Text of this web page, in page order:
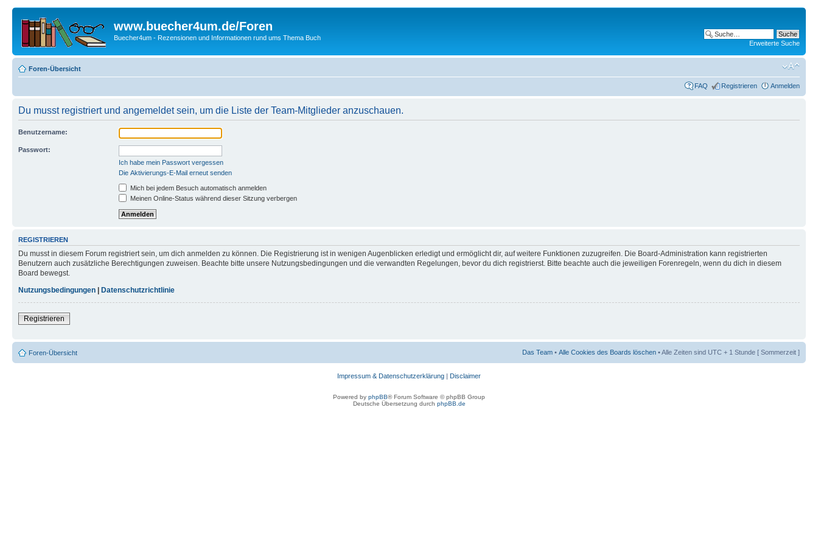
www.buecher4um.de/Foren
Buecher4um - Rezensionen und Informationen rund ums Thema Buch
Erweiterte Suche
Foren-Übersicht
FAQ Registrieren Anmelden
Du musst registriert und angemeldet sein, um die Liste der Team-Mitglieder anzuschauen.
Benutzername:
Passwort:
Ich habe mein Passwort vergessen
Die Aktivierungs-E-Mail erneut senden
Mich bei jedem Besuch automatisch anmelden
Meinen Online-Status während dieser Sitzung verbergen
REGISTRIEREN
Du musst in diesem Forum registriert sein, um dich anmelden zu können. Die Registrierung ist in wenigen Augenblicken erledigt und ermöglicht dir, auf weitere Funktionen zuzugreifen. Die Board-Administration kann registrierten
Benutzern auch zusätzliche Berechtigungen zuweisen. Beachte bitte unsere Nutzungsbedingungen und die verwandten Regelungen, bevor du dich registrierst. Bitte beachte auch die jeweiligen Forenregeln, wenn du dich in diesem
Board bewegst.
Nutzungsbedingungen
Datenschutzrichtlinie
Registrieren
Foren-Übersicht Das Team • Alle Cookies des Boards löschen • Alle Zeiten sind UTC + 1 Stunde [ Sommerzeit ]
Impressum & Datenschutzerklärung | Disclaimer
Powered by phpBB® Forum Software © phpBB Group
Deutsche Übersetzung durch phpBB.de